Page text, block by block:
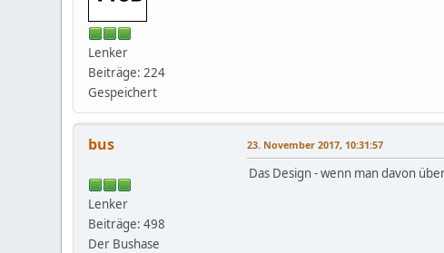
Lenker
Beiträge: 224
Gespeichert
bus
Lenker
Beiträge: 498
Der Bushase
23. November 2017, 10:31:57
Das Design - wenn man davon